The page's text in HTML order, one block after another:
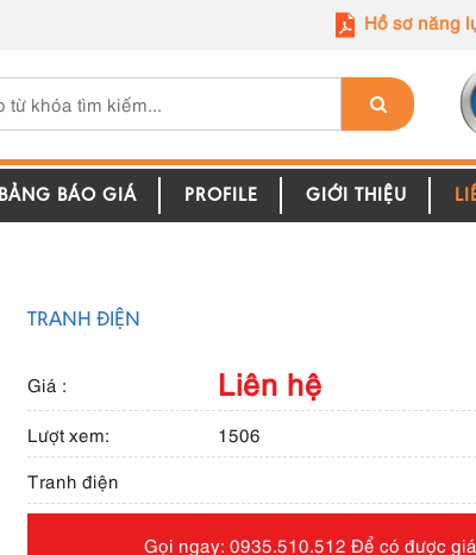
Hồ sơ năng
BẢNG BÁO GIÁ PROFILE GIỚI THIỆU
TRANH ĐIỆN
Giá : Liên hệ
Lượt xem:
1506
Tranh điện
Gọi ngay: 0935.510.512 Để có được